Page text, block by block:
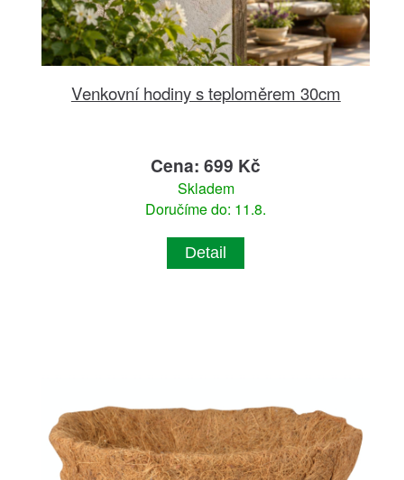
Venkovní hodiny s teploměrem 30cm
Cena: 699 Kč
Skladem
Doručíme do: 11.8.
Detail